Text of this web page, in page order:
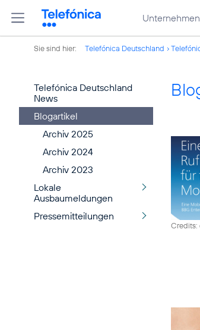
Unternehmen
Sie sind hier: Telefónica Deutschland
Telefónica Deutschland
News
Blogartikel
Archiv 2025
Archiv 2024
Archiv 2023
Lokale
Ausbaumeldungen
Pressemitteilungen
Credits: